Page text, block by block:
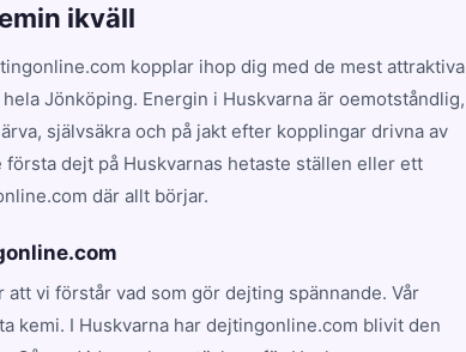
ikväll
kopplar ihop dig med de mest attraktiva
Jönköping. Energin i Huskvarna är oemotståndlig,
självsäkra och på jakt efter kopplingar drivna av
dejt på Huskvarnas hetaste ställen eller ett
där allt börjar.
vi förstår vad som gör dejting spännande. Vår
kemi. I Huskvarna har dejtingonline.com blivit den